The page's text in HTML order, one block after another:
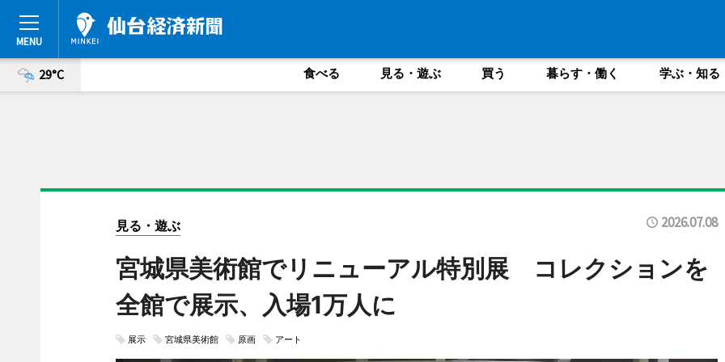
29°C 食べる 見る・遊ぶ 買う 暮らす・働く 学ぶ・知る
見る・遊ぶ 2026.07.08
宮城県美術館でリニューアル特別展 コレクションを
全館で展示、入場1万人に
展示 宮城県美術館 原画 アート